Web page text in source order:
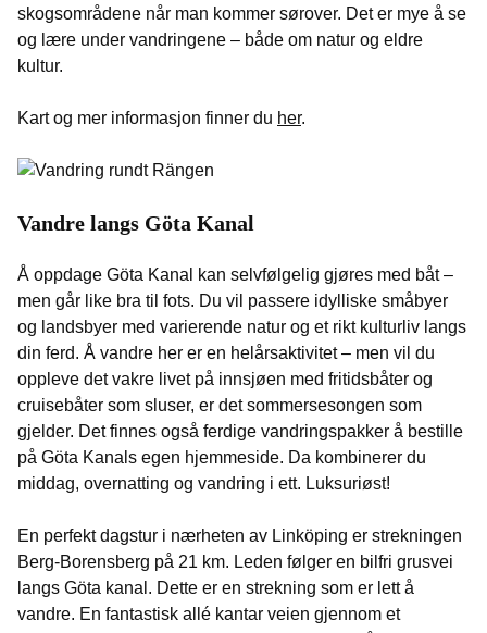
skogsområdene når man kommer sørover. Det er mye å se
og lære under vandringene – både om natur og eldre
kultur.
Kart og mer informasjon finner du her.
Vandre langs Göta Kanal
Å oppdage Göta Kanal kan selvfølgelig gjøres med båt –
men går like bra til fots. Du vil passere idylliske småbyer
og landsbyer med varierende natur og et rikt kulturliv langs
din ferd. Å vandre her er en helårsaktivitet – men vil du
oppleve det vakre livet på innsjøen med fritidsbåter og
cruisebåter som sluser, er det sommersesongen som
gjelder. Det finnes også ferdige vandringspakker å bestille
på Göta Kanals egen hjemmeside. Da kombinerer du
middag, overnatting og vandring i ett. Luksuriøst!
En perfekt dagstur i nærheten av Linköping er strekningen
Berg-Borensberg på 21 km. Leden følger en bilfri grusvei
langs Göta kanal. Dette er en strekning som er lett å
vandre. En fantastisk allé kantar veien gjennom et